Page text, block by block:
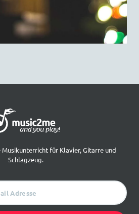
Musikunterricht für Klavier, Gitarre und
Schlagzeug.
Adresse